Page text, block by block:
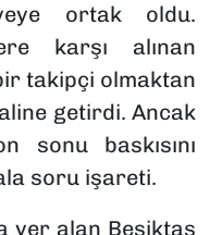
ortak oldu.
karşı alınan
takipçi olmaktan
getirdi. Ancak
sonu baskısını
soru işareti.
yer alan Beşiktaş